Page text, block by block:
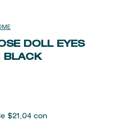
DOLL EYES
BLACK
$21 ,04 con